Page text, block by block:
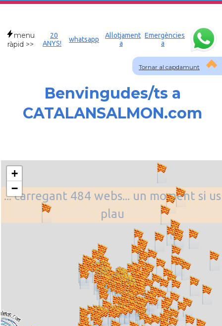
Tornar al capdamunt
menu
ràpid >>
20
ANYS!
whatsapp
Allotjament
a
Emergències
a
Benvingudes/ts a
CATALANSALMON.com
... carregant 484 webs... un moment si us
plau
+
−